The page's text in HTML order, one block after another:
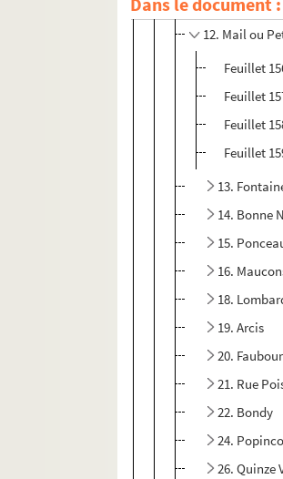
9. Oratoire
12. Mail ou
Feuillet
Feuillet
Feuillet
Feuillet
13.
14. Bonne
15.
16.
18.
19. Arcis
20.
21. Rue
22. Bondy
24.
26. Quinze